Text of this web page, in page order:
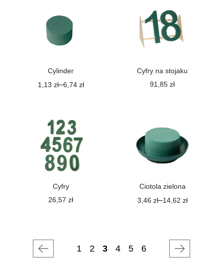
Cylinder
1,13 zł–6,74 zł
Cyfry na stojaku
91,85 zł
Cyfry
26,57 zł
Ciotola zielona
3,46 zł–14,62 zł
1 2 3 4 5 6